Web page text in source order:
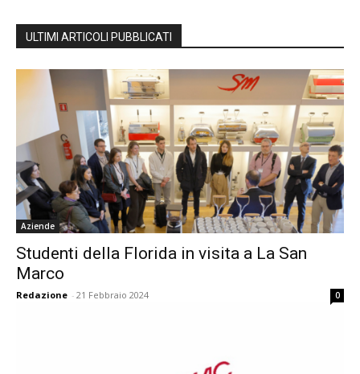
ULTIMI ARTICOLI PUBBLICATI
Aziende
Studenti della Florida in visita a La San
Marco
Redazione - 21 Febbraio 2024 0